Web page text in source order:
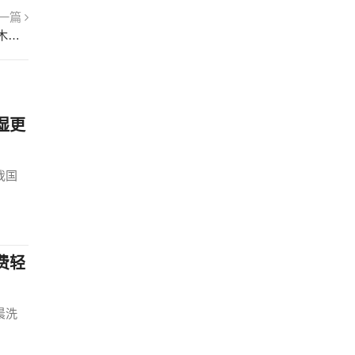
篇
轻钢龙骨吊顶和木龙骨的区别 轻钢龙骨吊顶和木龙骨哪个好
更
国
轻
洗